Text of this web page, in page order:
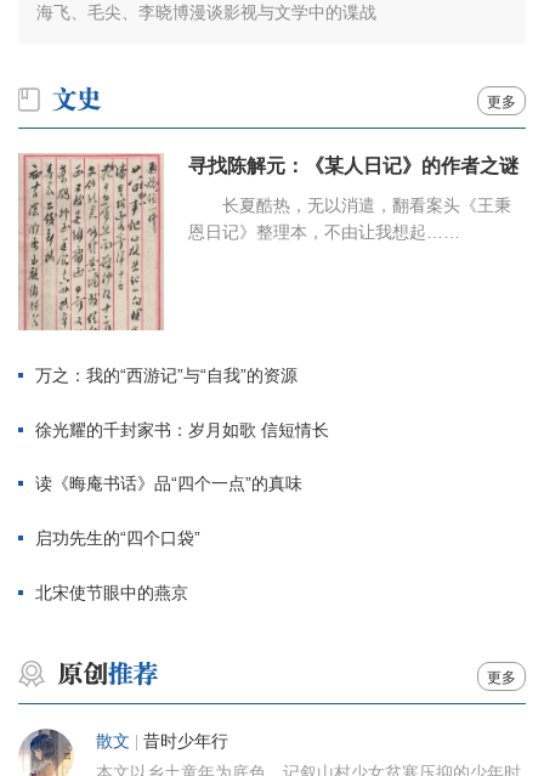
海飞、毛尖、李晓博漫谈影视与文学中的谍战
更多
寻找陈解元：《某人日记》的作者之谜
长夏酷热，无以消遣，翻看案头《王秉
恩日记》整理本，不由让我想起……
万之：我的“西游记”与“自我”的资源
徐光耀的千封家书：岁月如歌 信短情长
读《晦庵书话》品“四个一点”的真味
启功先生的“四个口袋”
北宋使节眼中的燕京
更多
散文 昔时少年行